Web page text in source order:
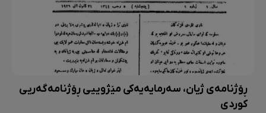
ڕۆژنامەی ژیان، سەرمایەیەکی مێژوییی ڕۆژنامەگەریی
کوردی